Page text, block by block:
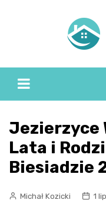
Jezierzyce
Lata i
Biesiadzie
Michał Kozicki 1